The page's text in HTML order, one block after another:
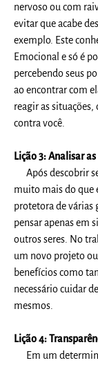
nervoso ou com
evitar que acabe
exemplo. Este
Emocional e só é
percebendo seus
ao encontrar com
reagir as situações,
contra você.
Lição 3: Analisar
Após descobrir
muito mais do que
protetora de várias
pensar apenas em
outros seres. No
um novo projeto
benefícios como
necessário cuidar
mesmos.
Lição 4:
Em um